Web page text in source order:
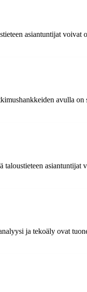
asiantuntijat voivat
avulla on
asiantuntijat
ja tekoäly ovat